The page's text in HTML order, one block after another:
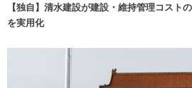
【独自】清水建設が建設・維持管理コスト
を実用化